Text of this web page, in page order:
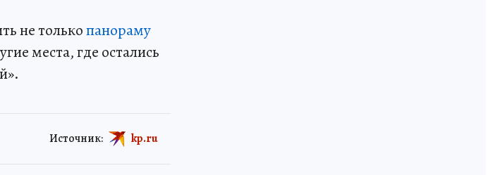
не толькопанораму
места, где остались
Источник: kp.ru